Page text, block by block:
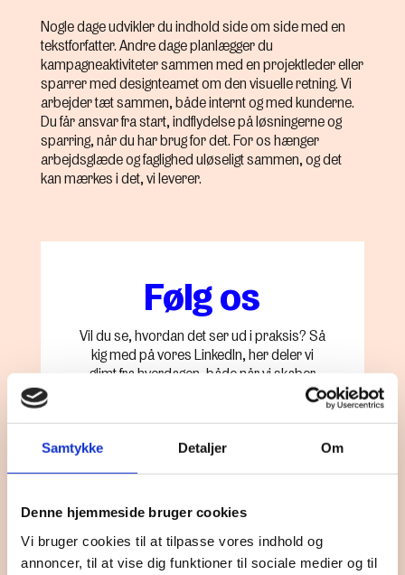
Samtykke Detaljer Om
Denne hjemmeside bruger cookies
Vi bruger cookies til at tilpasse vores indhold og
annoncer, til at vise dig funktioner til sociale medier og til
Nogle dage udvikler du indhold side om side med en
tekstforfatter. Andre dage planlægger du
kampagneaktiviteter sammen med en projektleder eller
sparrer med designteamet om den visuelle retning. Vi
arbejder tæt sammen, både internt og med kunderne.
Du får ansvar fra start, indflydelse på løsningerne og
sparring, når du har brug for det. For os hænger
arbejdsglæde og faglighed uløseligt sammen, og det
kan mærkes i det, vi leverer.
Følg os
Vil du se, hvordan det ser ud i praksis? Så
kig med på vores LinkedIn, her deler vi
glimt fra hverdagen, både når vi skaber
løsninger sammen, og når vi bare har det
LinkedIn